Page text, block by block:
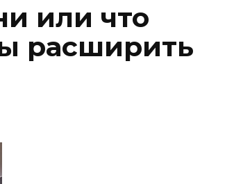
или что
расширить